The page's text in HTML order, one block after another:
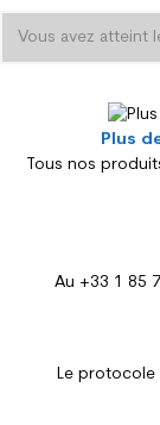
Vous avez atteint
Plus
Tous nos
Au +33 1 85
Le protocole